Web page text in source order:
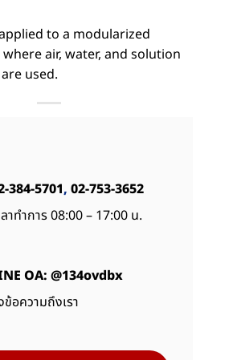
to a modularized
air, water, and solution
used.
384-5701, 02-753-3652
ลาทำการ 08:00 – 17:00 น.
OA: @134ovdbx
ข้อความถึงเรา